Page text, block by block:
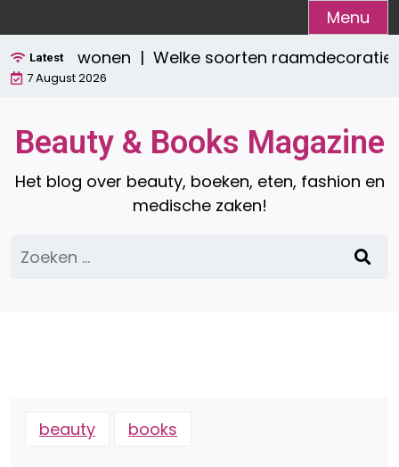
naar
de
inhoud
Menu
Latestwonen |Welke soorten raamdecoratie
7 August 2026
Beauty & Books Magazine
Het blog over beauty, boeken, eten, fashion en
medische zaken!
Zoeken
naar:
beauty books